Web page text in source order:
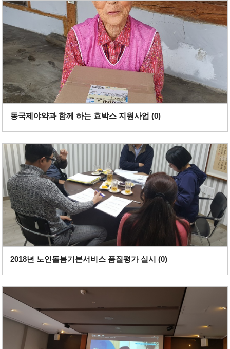
동국제야약과 함께 하는 효박스 지원사업 (0)
2018년 노인돌봄기본서비스 품질평가 실시 (0)